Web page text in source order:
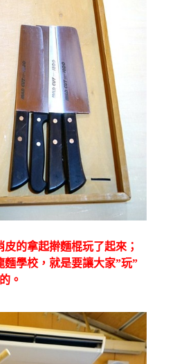
的拿起擀麵棍玩了起來；
學校，就是要讓大家”玩”
的。